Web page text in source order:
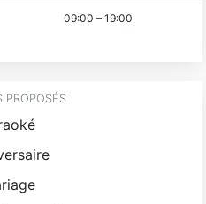
09:00 –19:00
PROPOSÉS